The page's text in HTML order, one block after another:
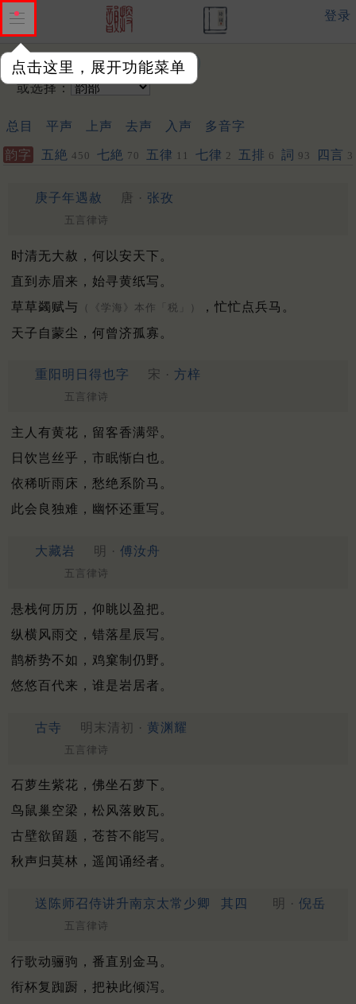
点击这里，展开功能菜单
登录
输入韵字：
或选择：
总目 平声 上声 去声 入声 多音字
韵字 五絶 450 七絶 70 五律 11 七律 2 五排 6 詞 93 四言
庚子年遇赦 唐 · 张孜
五言律诗
时清无大赦，何以安天下。
直到赤眉来，始寻黄纸写。
草草蠲赋与
（《学海》本作「税」）
，忙忙点兵马。
天子自蒙尘，何曾济孤寡。
重阳明日得也字 宋 · 方梓
五言律诗
主人有黄花，留客香满斝。
日饮岂丝乎，市眠惭白也。
依稀听雨床，愁绝系阶马。
此会良独难，幽怀还重写。
大藏岩 明 · 傅汝舟
五言律诗
悬栈何历历，仰眺以盈把。
纵横风雨交，错落星辰写。
鹊桥势不如，鸡窠制仍野。
悠悠百代来，谁是岩居者。
古寺 明末清初 · 黄渊耀
五言律诗
石萝生紫花，佛坐石萝下。
鸟鼠巢空梁，松风落败瓦。
古壁欲留题，苍苔不能写。
秋声归莫林，遥闻诵经者。
送陈师召侍讲升南京太常少卿 其四 明 · 倪岳
五言律诗
行歌动骊驹，番直别金马。
衔杯复踟蹰，把袂此倾泻。